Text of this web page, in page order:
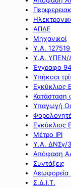
ΑΠΔΕ
Μηχανικοί
Υ.Α.
Υ.Α. ΥΠΕΝ/
Έγγραφο
Υπήκοοι
Εγκύκλιος
Κατάσταση
Υπαγωγή
Μέτρο IPI
Υ.Α. ΔΝΣγ/
Απόφαση
Συντάξεις
Λεωφορεία
Σ.Δ.Ι.Τ.